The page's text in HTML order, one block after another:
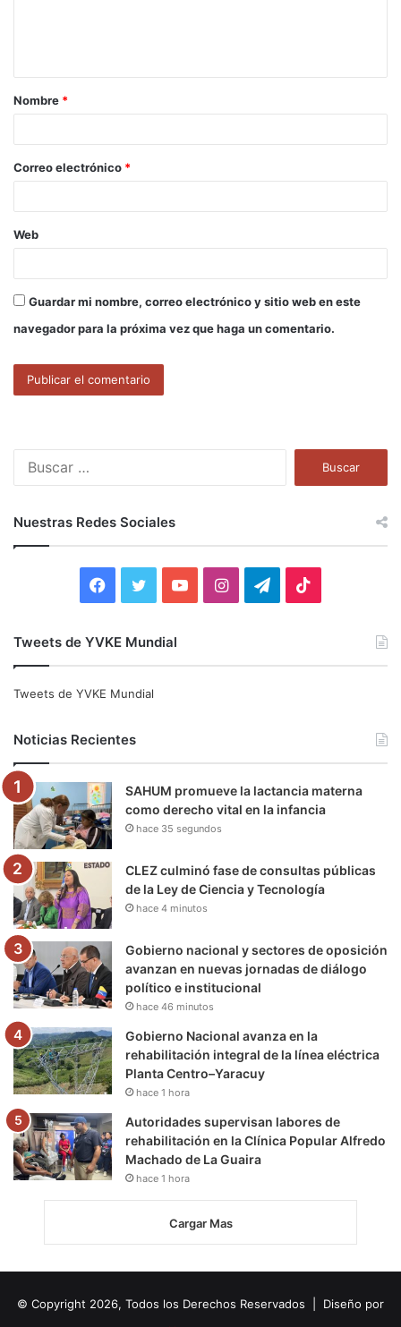
a
r
*
Nombre *
Correo electrónico *
Web
Guardar mi nombre, correo electrónico y sitio web en este
navegador para la próxima vez que haga un comentario.
:
Nuestras Redes Sociales
e
o
o
k
t
e
r
b
e
I
g
r
m
r
a
k
Tweets de YVKE Mundial
Tweets de YVKE Mundial
Noticias Recientes
SAHUM promueve la lactancia materna
como derecho vital en la infancia
hace 35 segundos
CLEZ culminó fase de consultas públicas
de la Ley de Ciencia y Tecnología
hace 4 minutos
Gobierno nacional y sectores de oposición
avanzan en nuevas jornadas de diálogo
político e institucional
hace 46 minutos
Gobierno Nacional avanza en la
rehabilitación integral de la línea eléctrica
Planta Centro–Yaracuy
hace 1 hora
Autoridades supervisan labores de
rehabilitación en la Clínica Popular Alfredo
Machado de La Guaira
hace 1 hora
Cargar Mas
© Copyright 2026, Todos los Derechos Reservados | Diseño por